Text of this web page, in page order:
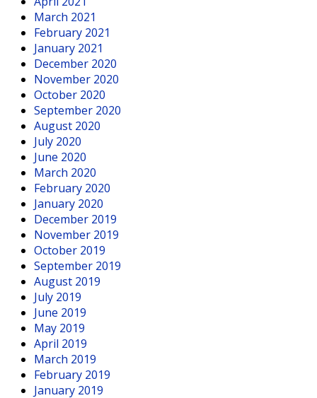
March 2021
February 2021
January 2021
December 2020
November 2020
October 2020
September 2020
August 2020
July 2020
June 2020
March 2020
February 2020
January 2020
December 2019
November 2019
October 2019
September 2019
August 2019
July 2019
June 2019
May 2019
April 2019
March 2019
February 2019
January 2019